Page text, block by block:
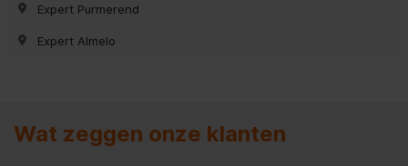
Expert Purmerend
Expert Almelo
Wat zeggen onze klanten